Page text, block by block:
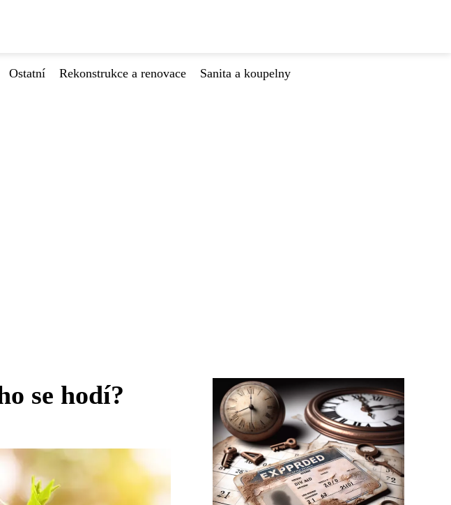
Ostatní Rekonstrukce a renovace
Sanita a koupelny
se hodí?